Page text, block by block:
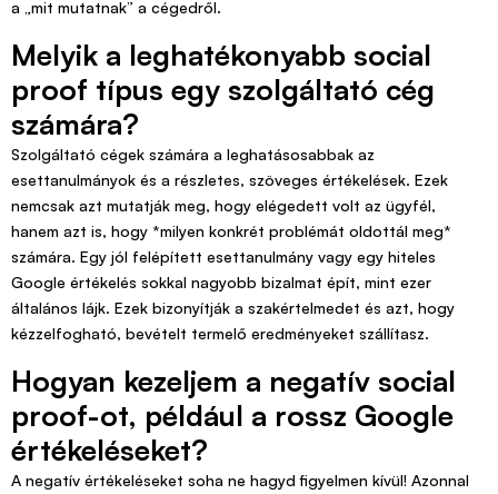
a „mit mutatnak” a cégedről.
Melyik a leghatékonyabb social
proof típus egy szolgáltató cég
számára?
Szolgáltató cégek számára a leghatásosabbak az
esettanulmányok és a részletes, szöveges értékelések. Ezek
nemcsak azt mutatják meg, hogy elégedett volt az ügyfél,
hanem azt is, hogy *milyen konkrét problémát oldottál meg*
számára. Egy jól felépített esettanulmány vagy egy hiteles
Google értékelés sokkal nagyobb bizalmat épít, mint ezer
általános lájk. Ezek bizonyítják a szakértelmedet és azt, hogy
kézzelfogható, bevételt termelő eredményeket szállítasz.
Hogyan kezeljem a negatív social
proof-ot, például a rossz Google
értékeléseket?
A negatív értékeléseket soha ne hagyd figyelmen kívül! Azonnal